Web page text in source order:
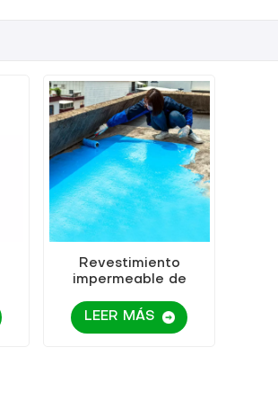
Revestimiento
impermeable de
elasticidad
multifunción KEZU
LEER MÁS